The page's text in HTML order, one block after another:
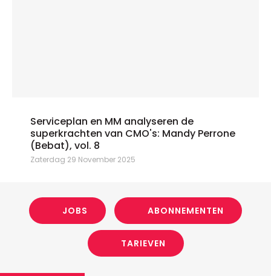
Serviceplan en MM analyseren de
superkrachten van CMO's: Mandy Perrone
(Bebat), vol. 8
Zaterdag 29 November 2025
JOBS ABONNEMENTEN
TARIEVEN